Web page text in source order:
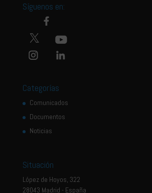
Síguenos en:
Categorías
Comunicados
Documentos
Noticias
Situación
López de Hoyos, 322
28043 Madrid - España